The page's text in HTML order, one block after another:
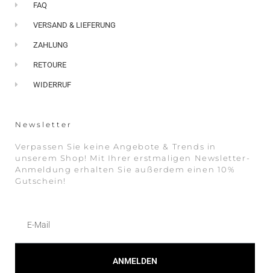
FAQ
VERSAND & LIEFERUNG
ZAHLUNG
RETOURE
WIDERRUF
Newsletter
Verpassen Sie keine Angebote & Trends in
unserem Shop! Mit Ihrer erstmaligen Newsletter-
Anmeldung erhalten Sie außerdem einen 10%
Gutschein!
ANMELDEN